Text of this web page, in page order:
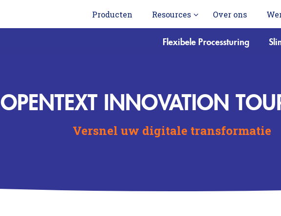
Producten Resources Over ons
Flexibele Processturing
OPENTEXT INNOVATION
Versnel uw digitale transformatie